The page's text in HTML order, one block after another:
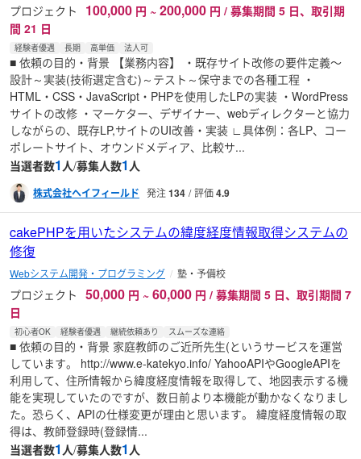
プロジェクト 100,000 円 ~ 200,000 円 / 募集期間 5 日、取引期
間 21 日
経験者優遇 長期 高単価 法人可
■ 依頼の目的・背景 【業務内容】 ・既存サイト改修の要件定義〜
設計～実装(技術選定含む)～テスト～保守までの各種工程 ・
HTML・CSS・JavaScript・PHPを使用したLPの実装 ・WordPress
サイトの改修 ・マーケター、デザイナー、webディレクターと協力
しながらの、既存LP,サイトのUI改善・実装 ∟具体例：各LP、コー
ポレートサイト、オウンドメディア、比較サ...
当選者数1 人/募集人数1 人
株式会社ヘイフィールド 発注134 評価4.9
cakePHPを用いたシステムの緯度経度情報取得システムの
修復
Webシステム開発・プログラミング 塾・予備校
プロジェクト 50,000 円 ~ 60,000 円 / 募集期間 5 日、取引期間 7
日
初心者OK 経験者優遇 継続依頼あり スムーズな連絡
■ 依頼の目的・背景 家庭教師のご近所先生(というサービスを運営
しています。 http://www.e-katekyo.info/ YahooAPIやGoogleAPIを
利用して、住所情報から緯度経度情報を取得して、地図表示する機
能を実現していたのですが、数日前より本機能が動かなくなりまし
た。恐らく、APIの仕様変更が理由と思います。 緯度経度情報の取
得は、教師登録時(登録情...
当選者数1 人/募集人数1 人